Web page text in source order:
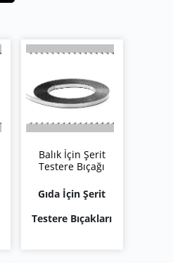
Balık İçin Şerit
Testere Bıçağı
Gıda İçin Şerit
Testere Bıçakları